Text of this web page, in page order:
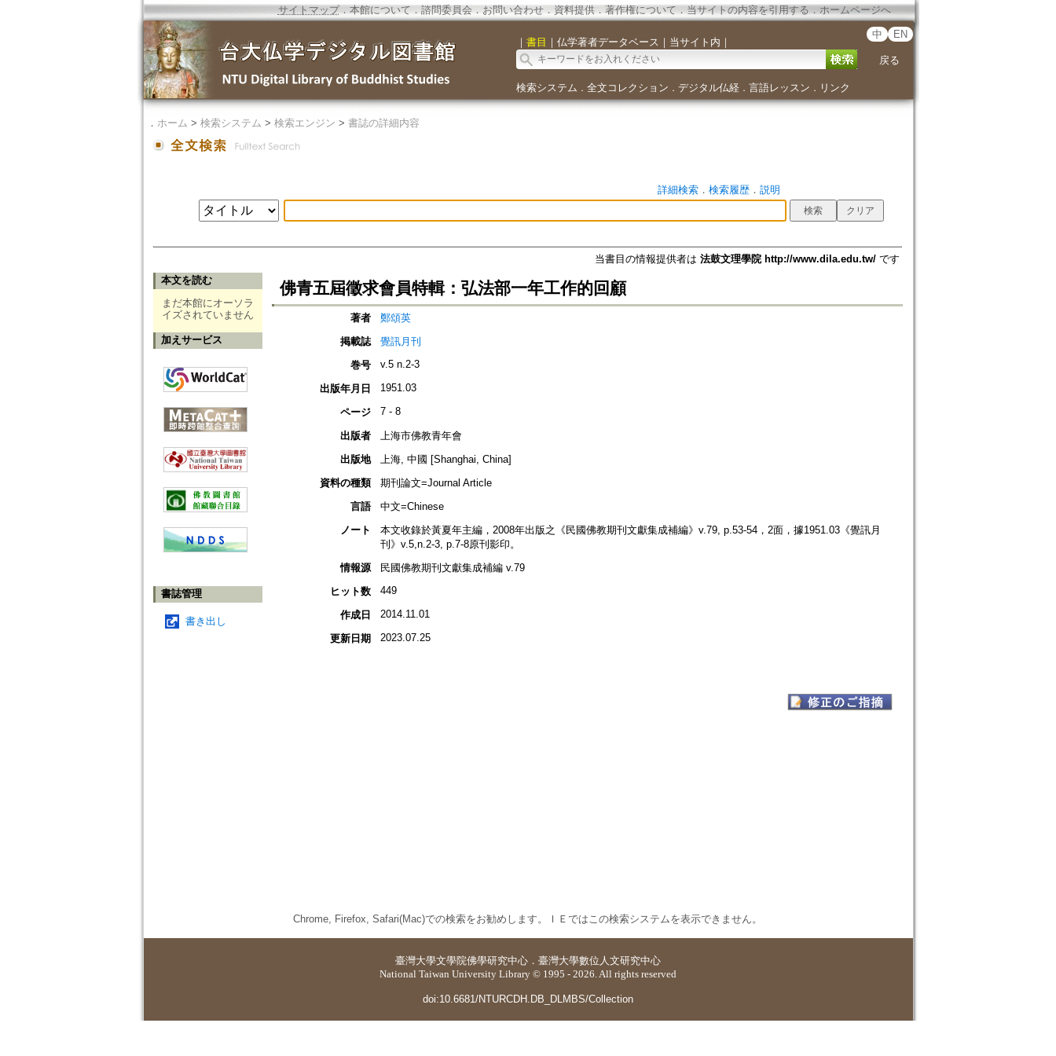
サイトマップ．本館について ． 諮問委員会． お問い合わせ． 資料提供． 著作権について．当サイトの内容を引用する ． ホームページへ
｜ 書目 ｜ 仏学著者データベース ｜ 当サイト内 ｜
中 EN
戻る
検索システム ． 全文コレクション ． デジタル仏経． 言語レッスン ． リンク
． ホーム > 検索システム > 検索エンジン > 書誌の詳細内容
詳細検索． 検索履歴． 説明
当書目の情報提供者は 法鼓文理學院 http://www.dila.edu.tw/です
本文を読む
まだ本館にオーソラ
イズされていません
加えサービス
書誌管理
書き出し
佛青五屆徵求會員特輯：弘法部一年工作的回顧
著者
鄭頌英
掲載誌
覺訊月刊
巻号
v.5 n.2-3
出版年月日 1951.03
ページ 7 - 8
出版者
上海市佛教青年會
出版地
上海, 中國 [Shanghai, China]
資料の種類
期刊論文=Journal Article
言語
中文=Chinese
ノート
本文收錄於黃夏年主編，2008年出版之《民國佛教期刊文獻集成補編》v.79, p.53-54，2面，據1951.03《覺訊月
刊》v.5,n.2-3, p.7-8原刊影印。
情報源
民國佛教期刊文獻集成補編 v.79
ヒット数
449
作成日 2014.11.01
更新日期 2023.07.25
Chrome, Firefox, Safari(Mac)での検索をお勧めします。ＩＥではこの検索システムを表示できません。
臺灣大學文學院佛學研究中心 ． 臺灣大學數位人文研究中心
National Taiwan University Library © 1995 - 2026. All rights reserved
doi:10.6681/NTURCDH.DB_DLMBS/Collection